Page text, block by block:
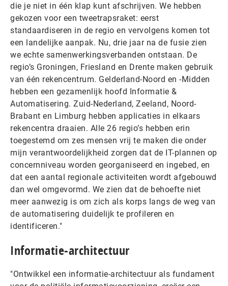
die je niet in één klap kunt afschrijven. We hebben
gekozen voor een tweetrapsraket: eerst
standaardiseren in de regio en vervolgens komen tot
een landelijke aanpak. Nu, drie jaar na de fusie zien
we echte samenwerkingsverbanden ontstaan. De
regio’s Groningen, Friesland en Drente maken gebruik
van één rekencentrum. Gelderland-Noord en -Midden
hebben een gezamenlijk hoofd Informatie &
Automatisering. Zuid-Nederland, Zeeland, Noord-
Brabant en Limburg hebben applicaties in elkaars
rekencentra draaien. Alle 26 regio’s hebben erin
toegestemd om zes mensen vrij te maken die onder
mijn verantwoordelijkheid zorgen dat de IT-plannen op
concernniveau worden georganiseerd en ingebed, en
dat een aantal regionale activiteiten wordt afgebouwd
dan wel omgevormd. We zien dat de behoefte niet
meer aanwezig is om zich als korps langs de weg van
de automatisering duidelijk te profileren en
identificeren."
Informatie-architectuur
"Ontwikkel een informatie-architectuur als fundament